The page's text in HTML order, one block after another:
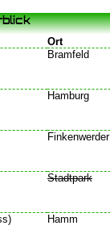
Ort
Bramfeld
Hamburg
Finkenwerder
Stadtpark
Hamm